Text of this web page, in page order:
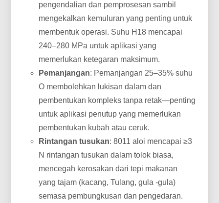
pengendalian dan pemprosesan sambil
mengekalkan kemuluran yang penting untuk
membentuk operasi. Suhu H18 mencapai
240–280 MPa untuk aplikasi yang
memerlukan ketegaran maksimum.
Pemanjangan: Pemanjangan 25–35% suhu
O membolehkan lukisan dalam dan
pembentukan kompleks tanpa retak—penting
untuk aplikasi penutup yang memerlukan
pembentukan kubah atau ceruk.
Rintangan tusukan: 8011 aloi mencapai ≥3
N rintangan tusukan dalam tolok biasa,
mencegah kerosakan dari tepi makanan
yang tajam (kacang, Tulang, gula -gula)
semasa pembungkusan dan pengedaran.